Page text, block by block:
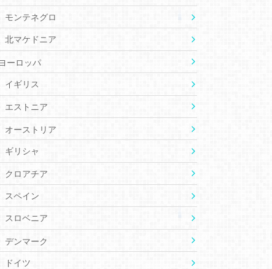
モンテネグロ
北マケドニア
ヨーロッパ
イギリス
エストニア
オーストリア
ギリシャ
クロアチア
スペイン
スロベニア
デンマーク
ドイツ